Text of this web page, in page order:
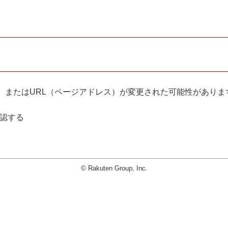
たはURL（ページアドレス）が変更された可能性がありま
する
© Rakuten Group, Inc.